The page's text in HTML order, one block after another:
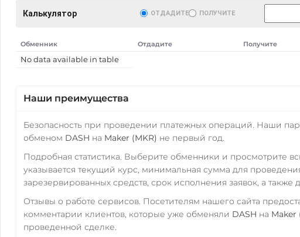
Калькулятор ОТДАДИТЕ ПОЛУЧИТЕ
Обменник Отдадите Получите
No data available in table
Наши преимущества
Безопасность при проведении платежных операций. Наши
обменом DASH на Maker (MKR) не первый год.
Подробная статистика. Выберите обменники и просмотрите
указывается текущий курс, минимальная сумма для
зарезервированных средств, срок исполнения заявок, а также
Отзывы о работе сервисов. Посетителям нашего сайта
комментарии клиентов, которые уже обменяли DASH на Maker
проведенной сделке.